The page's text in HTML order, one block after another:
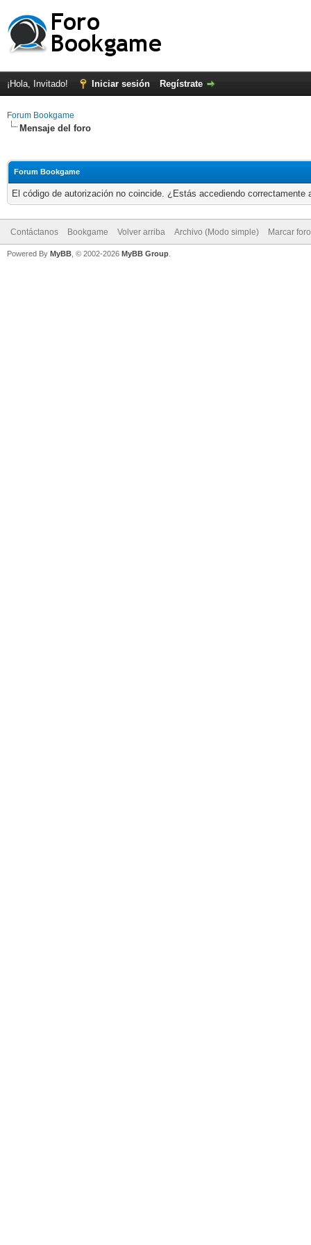
¡Hola, Invitado! Iniciar sesión Regístrate
Forum Bookgame
Mensaje del foro
Forum Bookgame
El código de autorización no coincide. ¿Estás accediendo
Contáctanos Bookgame Volver arriba Archivo (Modo simple) Marcar
Powered By MyBB , © 2002-2026 MyBB Group